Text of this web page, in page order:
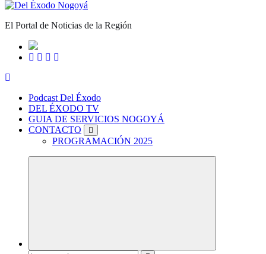
El Portal de Noticias de la Región
Podcast Del Éxodo
DEL ÉXODO TV
GUIA DE SERVICIOS NOGOYÁ
CONTACTO
PROGRAMACIÓN 2025